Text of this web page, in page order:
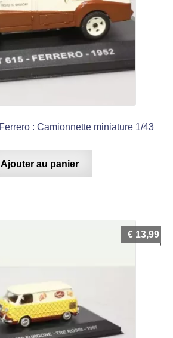
: Camionnette miniature 1/43
Ajouter au panier
€ 13,99